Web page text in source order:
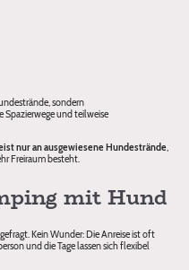
sondern
Spazierwege und teilweise
nur an ausgewiesene Hundestrände,
Freiraum besteht.
mit Hund
Kein Wunder: Die Anreise ist oft
und die Tage lassen sich flexibel